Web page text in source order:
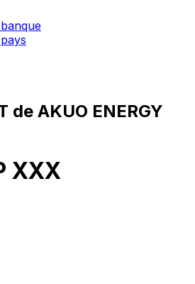
de AKUO ENERGY
XXX